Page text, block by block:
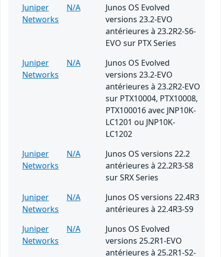
Juniper
Networks
N/A
Junos OS Evolved
versions 23.2-EVO
antérieures à 23.2R2-S6-
EVO sur PTX Series
Juniper
Networks
N/A
Junos OS Evolved
versions 23.2-EVO
antérieures à 23.2R2-EVO
sur PTX10004, PTX10008,
PTX100016 avec JNP10K-
LC1201 ou JNP10K-
LC1202
Juniper
Networks
N/A
Junos OS versions 22.2
antérieures à 22.2R3-S8
sur SRX Series
Juniper
Networks
N/A
Junos OS versions 22.4R3
antérieures à 22.4R3-S9
Juniper
Networks
N/A
Junos OS Evolved
versions 25.2R1-EVO
antérieures à 25.2R1-S2-